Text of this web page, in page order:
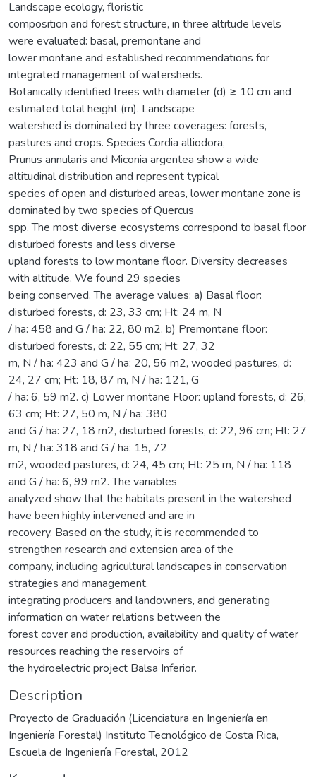
Landscape ecology, floristic
composition and forest structure, in three altitude levels
were evaluated: basal, premontane and
lower montane and established recommendations for
integrated management of watersheds.
Botanically identified trees with diameter (d) ≥ 10 cm and
estimated total height (m). Landscape
watershed is dominated by three coverages: forests,
pastures and crops. Species Cordia alliodora,
Prunus annularis and Miconia argentea show a wide
altitudinal distribution and represent typical
species of open and disturbed areas, lower montane zone is
dominated by two species of Quercus
spp. The most diverse ecosystems correspond to basal floor
disturbed forests and less diverse
upland forests to low montane floor. Diversity decreases
with altitude. We found 29 species
being conserved. The average values: a) Basal floor:
disturbed forests, d: 23, 33 cm; Ht: 24 m, N
/ ha: 458 and G / ha: 22, 80 m2. b) Premontane floor:
disturbed forests, d: 22, 55 cm; Ht: 27, 32
m, N / ha: 423 and G / ha: 20, 56 m2, wooded pastures, d:
24, 27 cm; Ht: 18, 87 m, N / ha: 121, G
/ ha: 6, 59 m2. c) Lower montane Floor: upland forests, d: 26,
63 cm; Ht: 27, 50 m, N / ha: 380
and G / ha: 27, 18 m2, disturbed forests, d: 22, 96 cm; Ht: 27
m, N / ha: 318 and G / ha: 15, 72
m2, wooded pastures, d: 24, 45 cm; Ht: 25 m, N / ha: 118
and G / ha: 6, 99 m2. The variables
analyzed show that the habitats present in the watershed
have been highly intervened and are in
recovery. Based on the study, it is recommended to
strengthen research and extension area of the
company, including agricultural landscapes in conservation
strategies and management,
integrating producers and landowners, and generating
information on water relations between the
forest cover and production, availability and quality of water
resources reaching the reservoirs of
the hydroelectric project Balsa Inferior.
Description
Proyecto de Graduación (Licenciatura en Ingeniería en
Ingeniería Forestal) Instituto Tecnológico de Costa Rica,
Escuela de Ingeniería Forestal, 2012